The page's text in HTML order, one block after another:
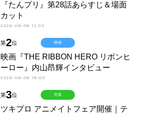
『たんプリ』第28話あらすじ＆場面
カット
2026-08-08 12:00
第2位
映画『THE RIBBON HERO リボンヒ
ーロー』内山昂輝インタビュー
2026-08-08 18:00
映画
第3位
ツキプロ アニメイトフェア開催｜テ
音楽